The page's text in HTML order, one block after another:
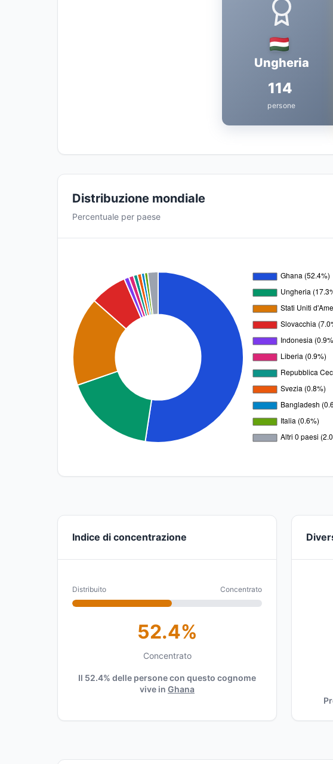
Ungheria
114
persone
Distribuzione mondiale
Percentuale per paese
Indice di concentrazione
Distribuito Concentrato
52.4%
Concentrato
Il 52.4% delle persone con questo cognome
vive in Ghana